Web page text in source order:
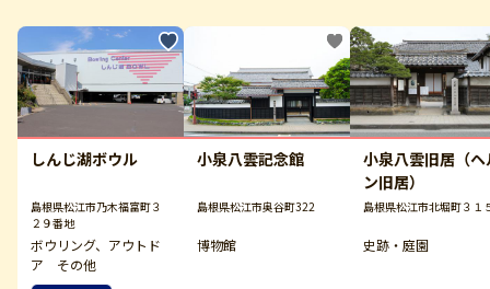
しんじ湖ボウル
島根県松江市乃木福富町３
２９番地
ボウリング、アウトド
ア その他
小泉八雲記念館
島根県松江市奥谷町322
博物館
小泉八雲旧居（ヘ
ン旧居）
島根県松江市北堀町３１
史跡・庭園